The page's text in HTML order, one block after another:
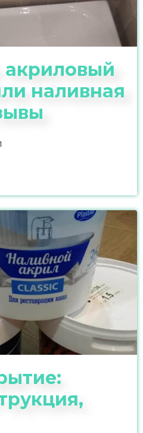
акриловый
наливная